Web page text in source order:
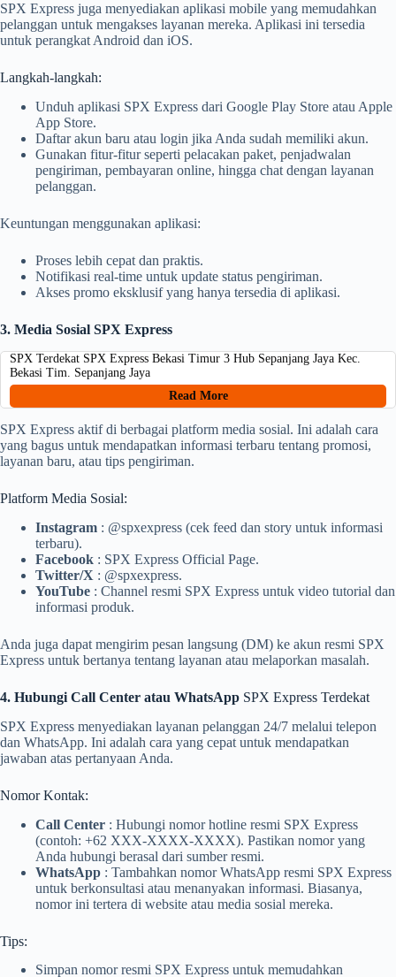
SPX Express juga menyediakan aplikasi mobile yang memudahkan
pelanggan untuk mengakses layanan mereka. Aplikasi ini tersedia
untuk perangkat Android dan iOS.
Langkah-langkah:
Unduh aplikasi SPX Express dari Google Play Store atau Apple
App Store.
Daftar akun baru atau login jika Anda sudah memiliki akun.
Gunakan fitur-fitur seperti pelacakan paket, penjadwalan
pengiriman, pembayaran online, hingga chat dengan layanan
pelanggan.
Keuntungan menggunakan aplikasi:
Proses lebih cepat dan praktis.
Notifikasi real-time untuk update status pengiriman.
Akses promo eksklusif yang hanya tersedia di aplikasi.
3. Media Sosial SPX Express
SPX Terdekat SPX Express Bekasi Timur 3 Hub Sepanjang Jaya Kec.
Bekasi Tim. Sepanjang Jaya
Read More
SPX Express aktif di berbagai platform media sosial. Ini adalah cara
yang bagus untuk mendapatkan informasi terbaru tentang promosi,
layanan baru, atau tips pengiriman.
Platform Media Sosial:
Instagram : @spxexpress (cek feed dan story untuk informasi
terbaru).
Facebook : SPX Express Official Page.
Twitter/X : @spxexpress.
YouTube : Channel resmi SPX Express untuk video tutorial dan
informasi produk.
Anda juga dapat mengirim pesan langsung (DM) ke akun resmi SPX
Express untuk bertanya tentang layanan atau melaporkan masalah.
4. Hubungi Call Center atau WhatsApp SPX Express Terdekat
SPX Express menyediakan layanan pelanggan 24/7 melalui telepon
dan WhatsApp. Ini adalah cara yang cepat untuk mendapatkan
jawaban atas pertanyaan Anda.
Nomor Kontak:
Call Center : Hubungi nomor hotline resmi SPX Express
(contoh: +62 XXX-XXXX-XXXX). Pastikan nomor yang
Anda hubungi berasal dari sumber resmi.
WhatsApp : Tambahkan nomor WhatsApp resmi SPX Express
untuk berkonsultasi atau menanyakan informasi. Biasanya,
nomor ini tertera di website atau media sosial mereka.
Tips:
Simpan nomor resmi SPX Express untuk memudahkan